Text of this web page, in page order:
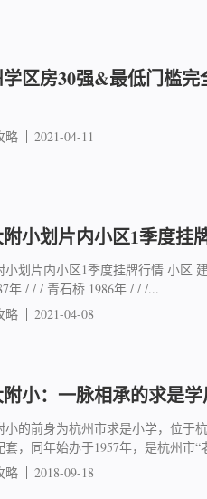
区房30强&最低门槛完
略 2021-04-11
小划片内小区1季度挂
小划片内小区1季度挂牌行情 小区
年 / / / 青石桥 1986年 / / /...
略
2021-04-08
小：一脉相承的求是
小的前身为杭州市求是小学，位于
套，同年始办于1957年，是杭州市“
略
2018-09-18